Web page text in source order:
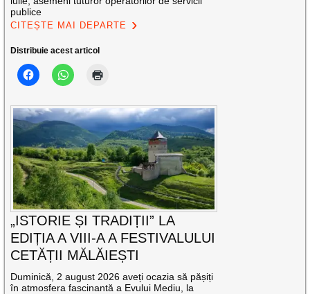
publice
CITEȘTE MAI DEPARTE
Distribuie acest articol
„ISTORIE ȘI TRADIȚII” LA
EDIȚIA A VIII-A A FESTIVALULUI
CETĂȚII MĂLĂIEȘTI
Duminică, 2 august 2026 aveți ocazia să pășiți
în atmosfera fascinantă a Evului Mediu, la